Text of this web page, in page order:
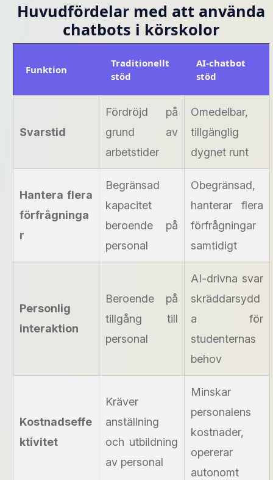
Huvudfördelar med att använda
chatbots i körskolor
Funktion
Traditionellt
stöd
AI-chatbot
stöd
Svarstid
Fördröjd på
grund av
arbetstider
Omedelbar,
tillgänglig
dygnet runt
Hantera flera
förfrågninga
r
Begränsad
kapacitet
beroende på
personal
Obegränsad,
hanterar flera
förfrågningar
samtidigt
Personlig
interaktion
Beroende på
tillgång till
personal
AI-drivna svar
skräddarsydd
a för
studenternas
behov
Kostnadseffe
ktivitet
Kräver
anställning
och utbildning
av personal
Minskar
personalens
kostnader,
opererar
autonomt